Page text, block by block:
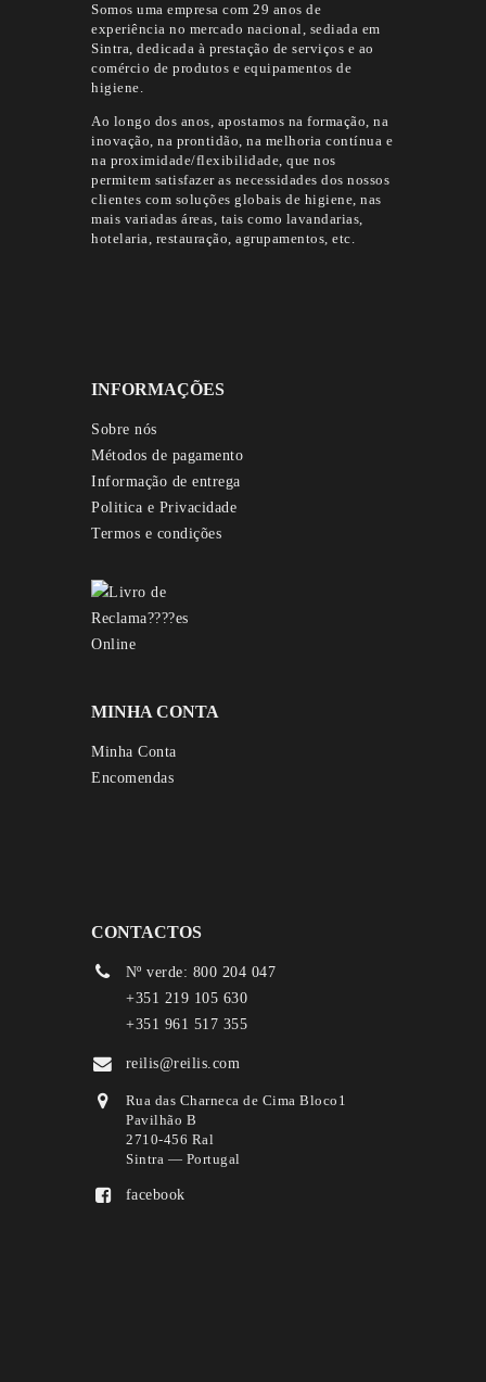
Somos uma empresa com 29 anos de
experiência no mercado nacional, sediada em
Sintra, dedicada à prestação de serviços e ao
comércio de produtos e equipamentos de
higiene.
Ao longo dos anos, apostamos na formação, na
inovação, na prontidão, na melhoria contínua e
na proximidade/flexibilidade, que nos
permitem satisfazer as necessidades dos nossos
clientes com soluções globais de higiene, nas
mais variadas áreas, tais como lavandarias,
hotelaria, restauração, agrupamentos, etc.
INFORMAÇÕES
Sobre nós
Métodos de pagamento
Informação de entrega
Politica e Privacidade
Termos e condições
MINHA CONTA
Minha Conta
Encomendas
CONTACTOS
Nº verde: 800 204 047
+351 219 105 630
+351 961 517 355
reilis@reilis.com
Rua das Charneca de Cima Bloco1
Pavilhão B
2710-456 Ral
Sintra — Portugal
facebook